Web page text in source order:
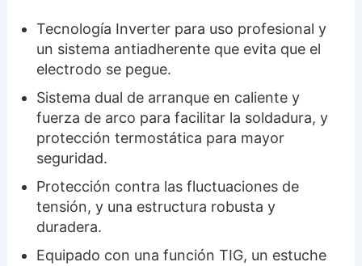
Tecnología Inverter para uso profesional y
un sistema antiadherente que evita que el
electrodo se pegue.
Sistema dual de arranque en caliente y
fuerza de arco para facilitar la soldadura, y
protección termostática para mayor
seguridad.
Protección contra las fluctuaciones de
tensión, y una estructura robusta y
duradera.
Equipado con una función TIG, un estuche